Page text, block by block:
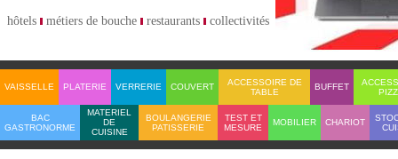
hôtels métiers de bouche restaurants collectivités
VAISSELLE PLATERIE VERRERIE COUVERT
ACCESSOIRE DE
TABLE
BUFFET
BAC
GASTRONORME
MATERIEL
DE
CUISINE
BOULANGERIE
PATISSERIE
TEST ET
MESURE
MOBILIER CHARIOT